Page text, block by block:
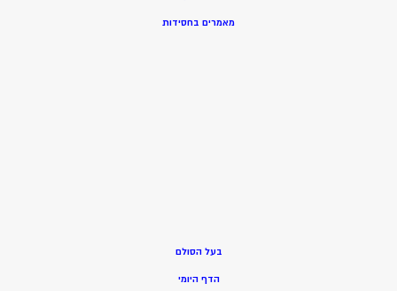
מאמרים בחסידות
בעל הסולם
הדף היומי